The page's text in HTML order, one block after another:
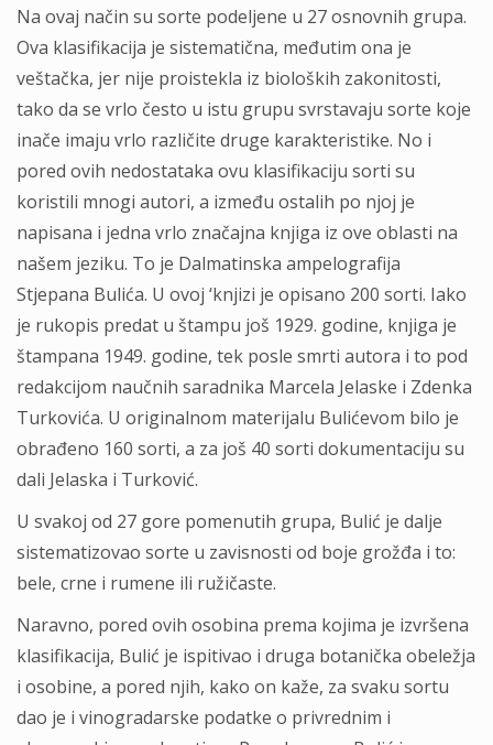
Na ovaj način su sorte podeljene u 27 osnovnih grupa.
Ova klasifikacija je sistematična, međutim ona je
veštačka, jer nije proistekla iz bioloških zakonitosti,
tako da se vrlo često u istu grupu svrstavaju sorte koje
inače imaju vrlo različite druge karakteristike. No i
pored ovih nedostataka ovu klasifikaciju sorti su
koristili mnogi autori, a između ostalih po njoj je
napisana i jedna vrlo značajna knjiga iz ove oblasti na
našem jeziku. To je Dalmatinska ampelografija
Stjepana Bulića. U ovoj ‘knjizi je opisano 200 sorti. Iako
je rukopis predat u štampu još 1929. godine, knjiga je
štampana 1949. godine, tek posle smrti autora i to pod
redakcijom naučnih saradnika Marcela Jelaske i Zdenka
Turkovića. U originalnom materijalu Bulićevom bilo je
obrađeno 160 sorti, a za još 40 sorti dokumentaciju su
dali Jelaska i Turković.
U svakoj od 27 gore pomenutih grupa, Bulić je dalje
sistematizovao sorte u zavisnosti od boje grožđa i to:
bele, crne i rumene ili ružičaste.
Naravno, pored ovih osobina prema kojima je izvršena
klasifikacija, Bulić je ispitivao i druga botanička obeležja
i osobine, a pored njih, kako on kaže, za svaku sortu
dao je i vinogradarske podatke o privrednim i